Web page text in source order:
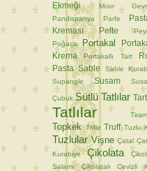
Ekmeği
Mısır
Pandispanya
Parfe
Kreması
Pelte
Poğaça
Portakal
Krema
Portakallı Tart
Pasta Sable
Sable
Supangle
Susam
Çubuk Sütlü Tatlılar
Tatlılar
Topkek Trifle Truff Tuzlu
Tuzlular Vişne Çatal
Kurabiye
Çikolata
Salamı
Çikolatalı Cevizli